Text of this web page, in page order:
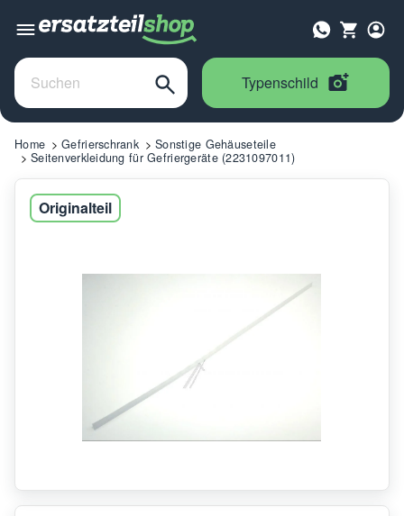
Typenschild
Home Gefrierschrank
Sonstige Gehäuseteile
Seitenverkleidung für Gefriergeräte (2231097011)
Originalteil